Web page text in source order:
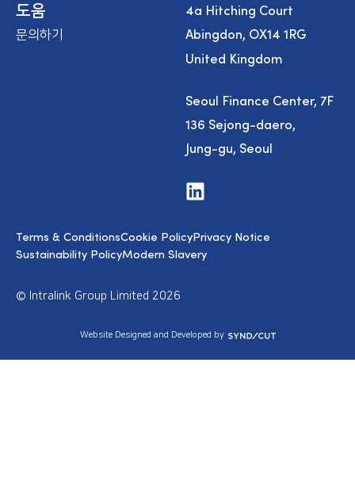
도움
문의하기
4a Hitching Court
Abingdon, OX14 1RG
United Kingdom
Seoul Finance Center, 7F
136 Sejong-daero,
Jung-gu, Seoul
V
i
t
u
s
k
d
© Intralink Group Limited 2026
Terms & ConditionsCookie PolicyPrivacy Notice
Sustainability PolicyModern Slavery
Website Designed and Developed by S
n